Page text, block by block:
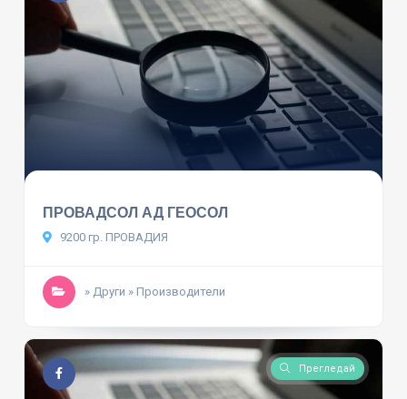
ПРОВАДСОЛ АД ГЕОСОЛ
9200 гр. ПРОВАДИЯ
» Други » Производители
Прегледай